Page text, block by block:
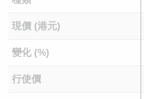
現價 (港元)
變化 (%)
行使價